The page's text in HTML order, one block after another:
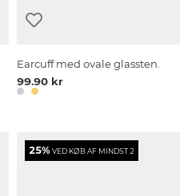
Earcuff med ovale glassten.
99.90 kr
25%VED KØB AF MINDST 2